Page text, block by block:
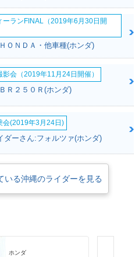
ーランFINAL（2019年6月30日開
ＯＮＤＡ・他車種(ホンダ)
会（2019年11月24日開催）
Ｒ２５０Ｒ(ホンダ)
会(2019年3月24日)
ダーさん:フォルツァ(ホンダ)
いる沖縄のライダーを見る
ホンダ